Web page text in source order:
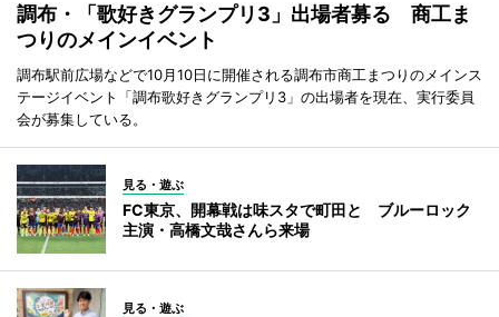
調布・「歌好きグランプリ3」出場者募る 商工ま
つりのメインイベント
調布駅前広場などで10月10日に開催される調布市商工まつりのメインス
テージイベント「調布歌好きグランプリ3」の出場者を現在、実行委員
会が募集している。
見る・遊ぶ
FC東京、開幕戦は味スタで町田と ブルーロック
主演・高橋文哉さんら来場
見る・遊ぶ